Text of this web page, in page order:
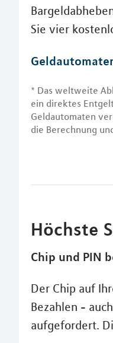
Sie vier
* Das weltweite
ein direktes
Geldautomaten
die Berechnung
Höchste
Chip und PIN
Der Chip auf
Bezahlen -
aufgefordert.